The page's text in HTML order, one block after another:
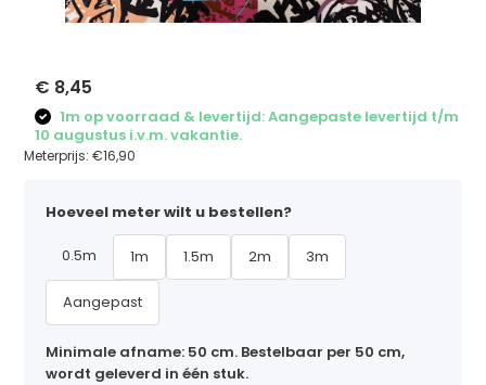
€ 8,45
1m op voorraad & levertijd: Aangepaste levertijd t/m
10 augustus i.v.m. vakantie.
Meterprijs:€16,90
Hoeveel meter wilt u bestellen?
0.5m 1m 1.5m 2m 3m
Aangepast
Minimale afname: 50 cm. Bestelbaar per 50 cm,
wordt geleverd in één stuk.